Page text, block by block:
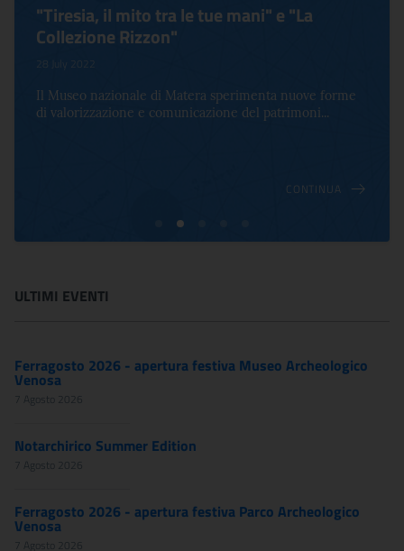
"Tiresia, il mito tra le tue mani" e "La
Collezione Rizzon"
28 July 2022
Il Museo nazionale di Matera sperimenta nuove forme
di valorizzazione e comunicazione del patrimoni...
CONTINUA
ULTIMI EVENTI
Ferragosto 2026 - apertura festiva Museo Archeologico
Venosa
7 Agosto 2026
Notarchirico Summer Edition
7 Agosto 2026
Ferragosto 2026 - apertura festiva Parco Archeologico
Venosa
7 Agosto 2026